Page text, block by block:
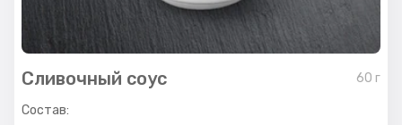
Сливочный соус 60 г
Состав: